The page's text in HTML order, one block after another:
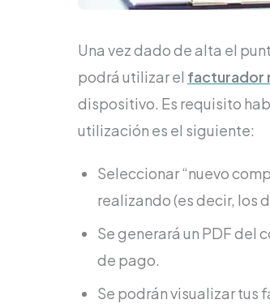
Una vez dado de alta el
podrá utilizar el facturador
dispositivo. Es requisito
utilización es el siguiente:
Seleccionar “nuevo
realizando (es decir, los
Se generará un PDF del
de pago.
Se podrán visualizar tus